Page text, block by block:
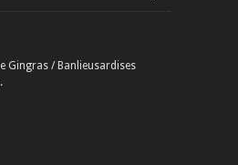
Gingras / Banlieusardises